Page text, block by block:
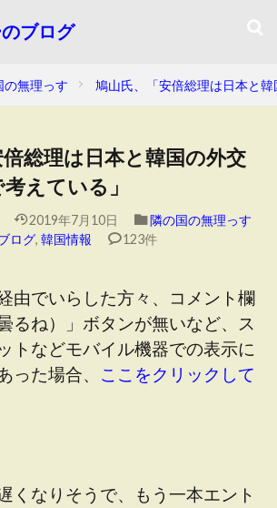
ブログ
の無理っす 鳩山氏、「安倍総理は日本と
総理は日本と韓国の外交
えている」
2019年7月10日
隣の国の無理っす
ログ, 韓国情報 123件
由でいらした方々、コメント欄
るね）」ボタンが無いなど、ス
トなどモバイル機器での表示に
った場合、 ここをクリックして
くなりそうで、もう一本エント